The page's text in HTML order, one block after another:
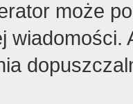
może